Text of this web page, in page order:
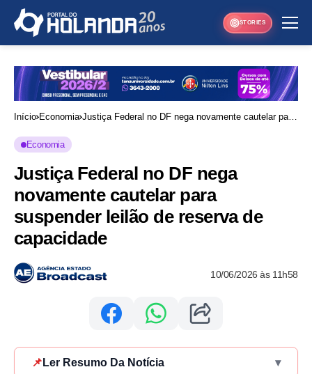
STORIES
Início Economia Justiça Federal no DF nega novamente cautelar para
Economia
Justiça Federal no DF nega
novamente cautelar para
suspender leilão de reserva de
capacidade
10/06/2026 às 11h58
📌 Ler Resumo Da Notícia ▾